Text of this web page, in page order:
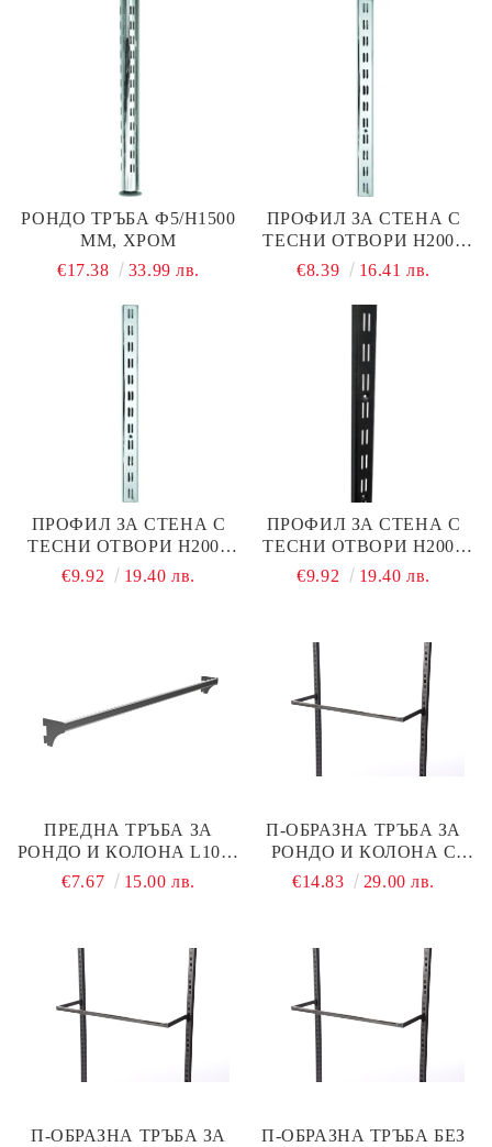
РОНДО ТРЪБА Ф5/Н1500
ММ, ХРОМ
€17.38
33.99 лв.
ПРОФИЛ ЗА СТЕНА С
ТЕСНИ ОТВОРИ Н2000
ММ ХРОМ, ДЕБЕЛИНА
€8.39 16.41 лв.
ПРОФИЛ ЗА СТЕНА С
ТЕСНИ ОТВОРИ Н2000
ММ ХРОМ, ДЕБЕЛИНА 2
€9.92 19.40 лв.
ПРОФИЛ ЗА СТЕНА С
ТЕСНИ ОТВОРИ Н2000
ММ, ЧЕРЕН МАТ,
€9.92 19.40 лв.
ПРЕДНА ТРЪБА ЗА
РОНДО И КОЛОНА L1000
ММ ЧЕРЕН МАТ
€7.67 15.00 лв.
П-ОБРАЗНА ТРЪБА ЗА
РОНДО И КОЛОНА С
ЛАЙСНА L1000 ММ
€14.83 29.00 лв.
П-ОБРАЗНА ТРЪБА ЗА
П-ОБРАЗНА ТРЪБА БЕЗ